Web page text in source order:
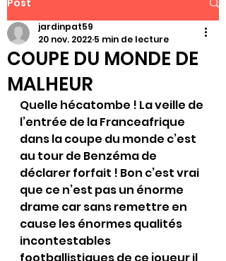
Post
COUPE DU MONDE DE
MALHEUR
jardinpat59
20 nov. 2022 5 min de lecture
Quelle hécatombe ! La veille de
l’entrée de la Franceafrique
dans la coupe du monde c’est
au tour de Benzéma de
déclarer forfait ! Bon c’est vrai
que ce n’est pas un énorme
drame car sans remettre en
cause les énormes qualités
incontestables